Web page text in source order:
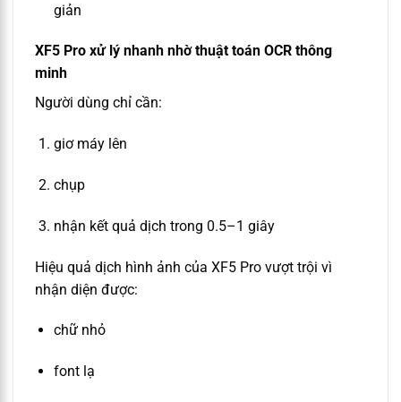
giản
XF5 Pro xử lý nhanh nhờ thuật toán OCR thông
minh
Người dùng chỉ cần:
giơ máy lên
chụp
nhận kết quả dịch trong 0.5–1 giây
Hiệu quả dịch hình ảnh của XF5 Pro vượt trội vì
nhận diện được:
chữ nhỏ
font lạ